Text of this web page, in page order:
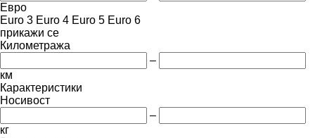
Евро
Euro 3 Euro 4 Euro 5 Euro 6
прикажи се
Километража
–
км
Карактеристики
Носивост
–
кг